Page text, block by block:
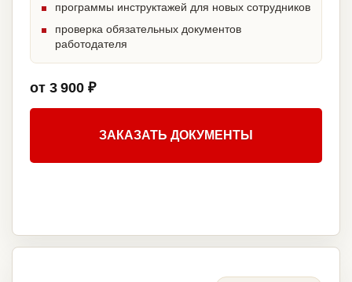
программы инструктажей для новых сотрудников
проверка обязательных документов
работодателя
от 3 900 ₽
ЗАКАЗАТЬ ДОКУМЕНТЫ